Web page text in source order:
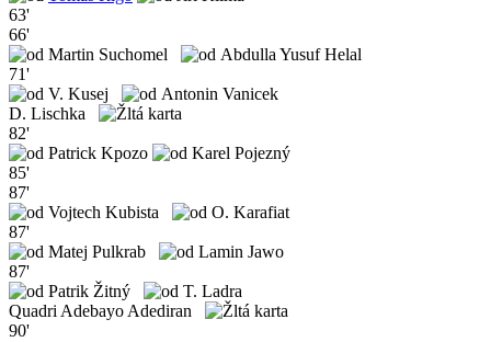
63'
66'
Martin Suchomel
Abdulla Yusuf Helal
71'
V. Kusej
Antonin Vanicek
D. Lischka
82'
Patrick Kpozo
Karel Pojezný
85'
87'
Vojtech Kubista
O. Karafiat
87'
Matej Pulkrab
Lamin Jawo
87'
Patrik Žitný
T. Ladra
Quadri Adebayo Adediran
90'